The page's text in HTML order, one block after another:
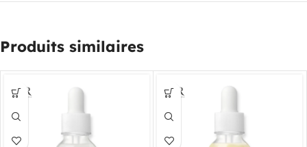
Produits similaires